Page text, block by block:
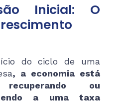
Inicial: O
do ciclo de uma
, a economia está
ou
a uma taxa